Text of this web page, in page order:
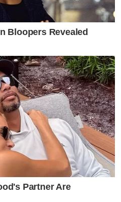
Bloopers Revealed
Partner Are